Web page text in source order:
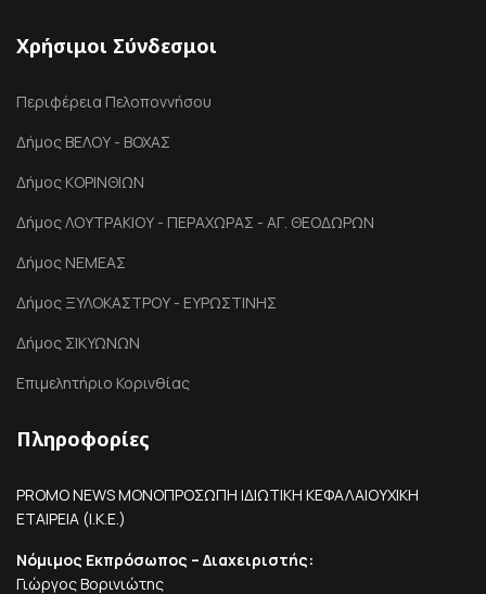
Χρήσιμοι Σύνδεσμοι
Περιφέρεια Πελοποννήσου
Δήμος ΒΕΛΟΥ - ΒΟΧΑΣ
Δήμος ΚΟΡΙΝΘΙΩΝ
Δήμος ΛΟΥΤΡΑΚΙΟΥ - ΠΕΡΑΧΩΡΑΣ - ΑΓ. ΘΕΟΔΩΡΩΝ
Δήμος ΝΕΜΕΑΣ
Δήμος ΞΥΛΟΚΑΣΤΡΟΥ - ΕΥΡΩΣΤΙΝΗΣ
Δήμος ΣΙΚΥΩΝΩΝ
Επιμελητήριο Κορινθίας
Πληροφορίες
PROMO NEWS ΜΟΝΟΠΡΟΣΩΠΗ ΙΔΙΩΤΙΚΗ ΚΕΦΑΛΑΙΟΥΧΙΚΗ
ΕΤΑΙΡΕΙΑ (Ι.Κ.Ε.)
Νόμιμος Εκπρόσωπος – Διαχειριστής:
Γιώργος Βορινιώτης